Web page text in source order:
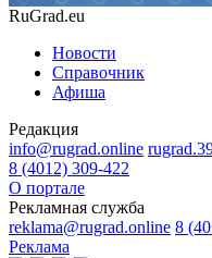
RuGrad.eu
Новости
Справочник
Афиша
Редакция
info@rugrad.online
8 (4012) 309-422
О портале
Рекламная служба
reklama@rugrad.online 8
Реклама